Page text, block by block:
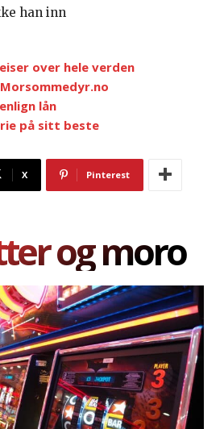
han inn
over hele verden
Morsommedyr.no
lån
på sitt beste
X Pinterest
og moro